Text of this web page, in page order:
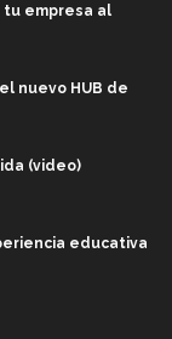
tu empresa al
nuevo HUB de
(video)
educativa